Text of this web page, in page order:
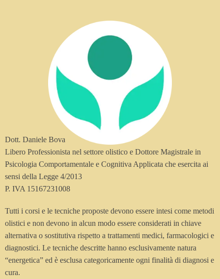
Dott. Daniele Bova
Libero Professionista nel settore olistico e Dottore Magistrale in
Psicologia Comportamentale e Cognitiva Applicata che esercita ai
sensi della Legge 4/2013
P. IVA 15167231008
Tutti i corsi e le tecniche proposte devono essere intesi come metodi
olistici e non devono in alcun modo essere considerati in chiave
alternativa o sostitutiva rispetto a trattamenti medici, farmacologici e
diagnostici. Le tecniche descritte hanno esclusivamente natura
“energetica” ed è esclusa categoricamente ogni finalità di diagnosi e
cura.